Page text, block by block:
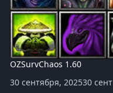
OZSurvChaos 1.60
30 сентября, 202530 сент